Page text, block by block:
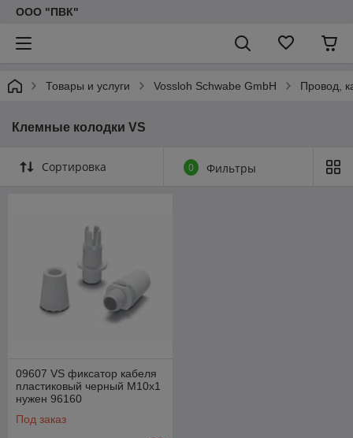
ООО "ПВК"
Товары и услуги Vossloh Schwabe GmbH Провод,
Клемные колодки VS
Сортировка 0 Фильтры
09607 VS фиксатор кабеля
пластиковый черный М10x1
нужен 96160
Под заказ